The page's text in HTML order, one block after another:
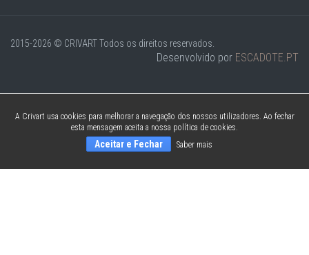
2015-2026 © CRIVARTTodos os direitos reservados.
Desenvolvido por ESCADOTE.PT
A Crivart usa cookies para melhorar a navegação dos nossos utilizadores. Ao fechar
esta mensagem aceita a nossa política de cookies.
Aceitar e Fechar Saber mais